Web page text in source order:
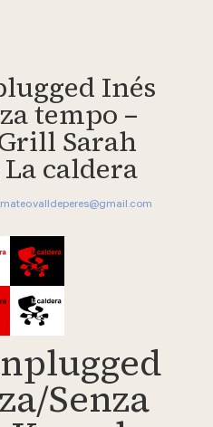
Inés
tempo –
Sarah
caldera
Senza